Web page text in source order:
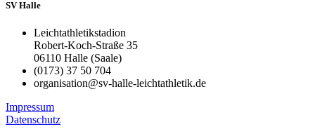
SV Halle
Leichtathletikstadion
Robert-Koch-Straße 35
06110 Halle (Saale)
(0173) 37 50 704
organisation@sv-halle-leichtathletik.de
Impressum
Datenschutz